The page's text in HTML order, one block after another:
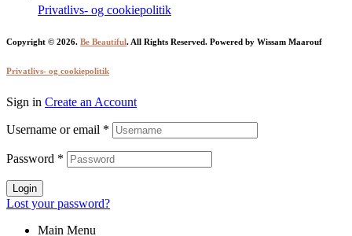
Privatlivs- og cookiepolitik
Copyright © 2026. Be Beautiful. All Rights Reserved. Powered by Wissam Maarouf
Privatlivs- og cookiepolitik
Sign in Create an Account
Username or email *
Password *
Login
Lost your password?
Main Menu